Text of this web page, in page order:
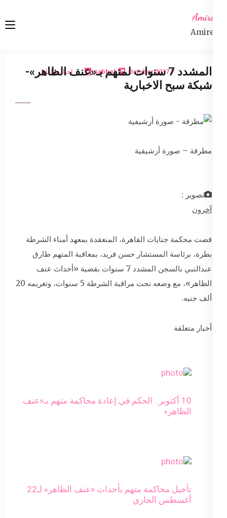
content
Enter)
Amireta
Amireta
7 October 2017
sabbeh اخبار شاملة
المشدد 7 سنوات لمتهم بـ«عنف الظاهر»-
شبكة سبح الاخبارية
مطرقة – صورة أرشيفية
تصوير :
آخرون
قضت محكمة جنايات القاهرة، المنعقدة بمعهد أمناء الشرطة
بطرة، برئاسة المستشار حسن فريد، بمعاقبة المتهم طارق
عبدالنبي بالسجن المشدد 7 سنوات بقضية «أحداث عنف
الظاهر»، مع وضعه تحت مراقبة الشرطة 5 سنوات، وتغريمه 20
ألف جنيه.
أخبار متعلقة
10 أكتوبر.. الحكم في إعادة محاكمة متهم بـ«عنف
الظاهر»
تأجيل محاكمة متهم بأحداث «عنف الظاهر» لـ22
أغسطس الجاري